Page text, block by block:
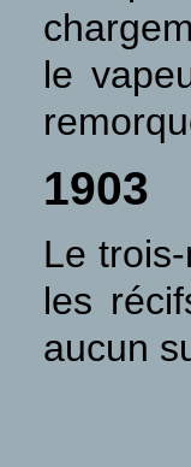
le
1903
Le
les
aucun